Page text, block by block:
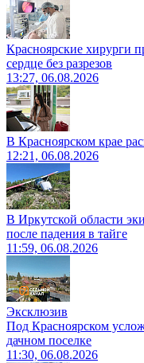
Красноярские хирурги
сердце без разрезов
13:27, 06.08.2026
В Красноярском крае
12:21, 06.08.2026
В Иркутской области
после падения в тайге
11:59, 06.08.2026
Эксклюзив
Под Красноярском
дачном поселке
11:30, 06.08.2026